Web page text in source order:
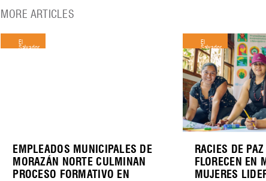
MORE ARTICLES
EMPLEADOS MUNICIPALES DE
MORAZÁN NORTE CULMINAN
PROCESO FORMATIVO EN
El
Salvador
RACIES DE
FLORECEN EN
MUJERES
El
Salvador